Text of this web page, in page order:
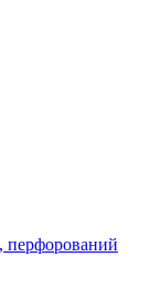
перфорований